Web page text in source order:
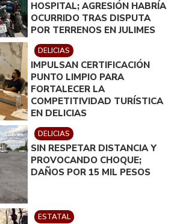
HOSPITAL; AGRESIÓN HABRÍA
OCURRIDO TRAS DISPUTA
POR TERRENOS EN JULIMES
DELICIAS
IMPULSAN CERTIFICACIÓN
PUNTO LIMPIO PARA
FORTALECER LA
COMPETITIVIDAD TURÍSTICA
EN DELICIAS
DELICIAS
SIN RESPETAR DISTANCIA Y
PROVOCANDO CHOQUE;
DAÑOS POR 15 MIL PESOS
ESTATAL